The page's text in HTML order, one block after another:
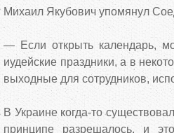
Михаил Якубович упомянул
— Если открыть календарь,
иудейские праздники, а в
выходные для сотрудников,
В Украине когда-то
принципе разрешалось, и